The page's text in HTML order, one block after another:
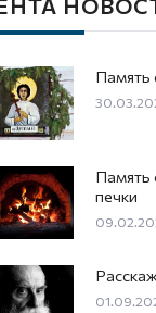
Память
Память
печки